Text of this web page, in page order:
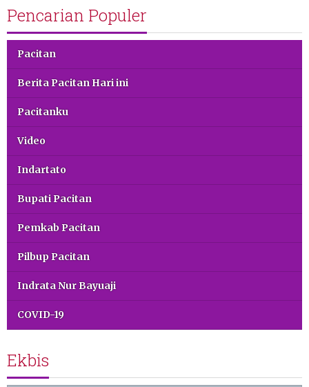
Pencarian Populer
Pacitan
Berita Pacitan Hari ini
Pacitanku
Video
Indartato
Bupati Pacitan
Pemkab Pacitan
Pilbup Pacitan
Indrata Nur Bayuaji
COVID-19
Ekbis